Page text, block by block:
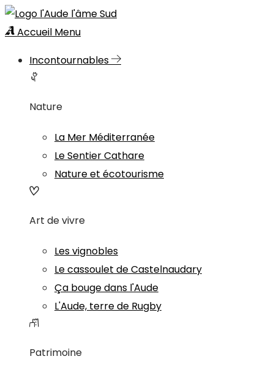
Accueil Menu
Incontournables
Nature
La Mer Méditerranée
Le Sentier Cathare
Nature et écotourisme
Art de vivre
Les vignobles
Le cassoulet de Castelnaudary
Ça bouge dans l'Aude
L'Aude, terre de Rugby
Patrimoine